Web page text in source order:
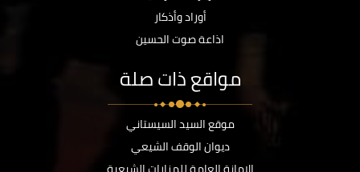
أوراد وأذكار
اذاعة صوت الحسين
مواقع ذات صلة
موقع السيد السيستاني
ديوان الوقف الشيعي